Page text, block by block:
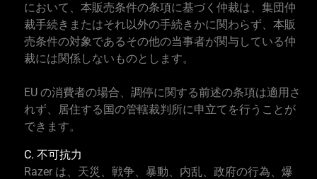
において、本販売条件の条項に基づく仲裁は、集団仲
裁手続きまたはそれ以外の手続きかに関わらず、本販
売条件の対象であるその他の当事者が関与している仲
裁には関係しないものとします。
EU の消費者の場合、調停に関する前述の条項は適用さ
れず、居住する国の管轄裁判所に申立てを行うことが
できます。
C. 不可抗力
Razer は、天災、戦争、暴動、内乱、政府の行為、爆